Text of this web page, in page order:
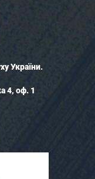
України.
4, оф. 1